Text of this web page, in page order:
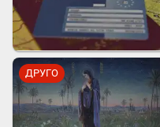
ДРУГО